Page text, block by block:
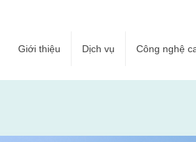
Giới thiệu Dịch vụ Công nghệ